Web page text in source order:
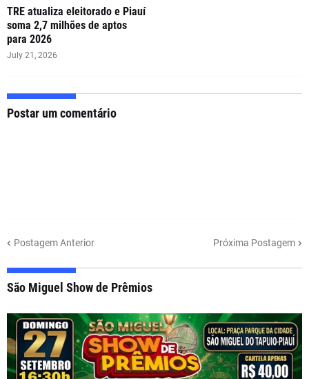
TRE atualiza eleitorado e Piauí
soma 2,7 milhões de aptos
para 2026
July 21, 2026
Postar um comentário
Postagem Anterior Próxima Postagem
São Miguel Show de Prêmios